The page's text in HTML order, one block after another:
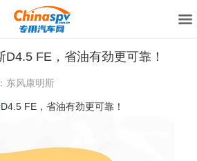
FE，省油有劲更可靠！
东风康明斯
D4.5 FE，省油有劲更可靠！